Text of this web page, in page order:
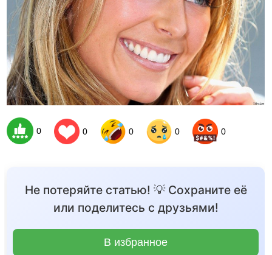
0 0 0 0 0
Не потеряйте статью! 💡 Сохраните её
или поделитесь с друзьями!
В избранное